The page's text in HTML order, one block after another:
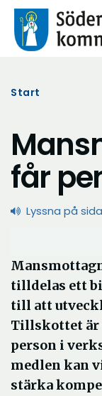
Start
får
Lyssna på
tilldelas ett
till att
Tillskottet är
person i
medlen kan
stärka